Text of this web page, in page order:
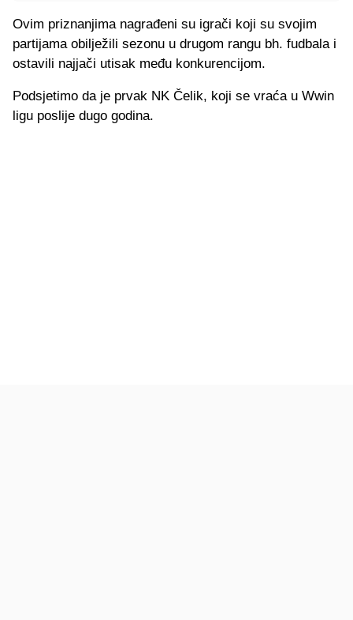
Ovim priznanjima nagrađeni su igrači koji su svojim
partijama obilježili sezonu u drugom rangu bh. fudbala i
ostavili najjači utisak među konkurencijom.
Podsjetimo da je prvak NK Čelik, koji se vraća u Wwin
ligu poslije dugo godina.